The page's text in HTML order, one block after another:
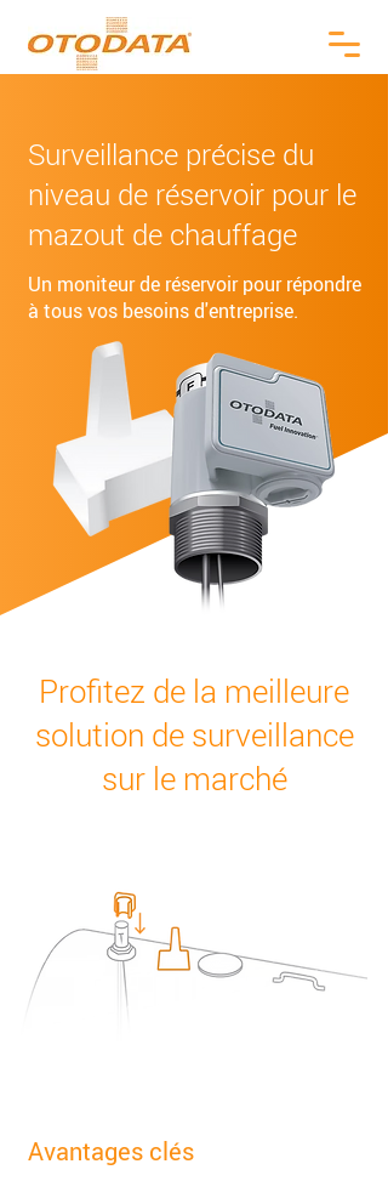
Surveillance précise du
niveau de réservoir pour le
mazout de chauffage
Un moniteur de réservoir pour répondre
à tous vos besoins d'entreprise.
Profitez de la meilleure
solution de surveillance
sur le marché
Avantages clés